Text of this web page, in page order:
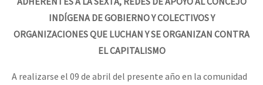
INDÍGENA DE GOBIERNO Y COLECTIVOS Y
ORGANIZACIONES QUE LUCHAN Y SE ORGANIZAN CONTRA
EL CAPITALISMO
A realizarse el 09 de abril del presente año en la comunidad